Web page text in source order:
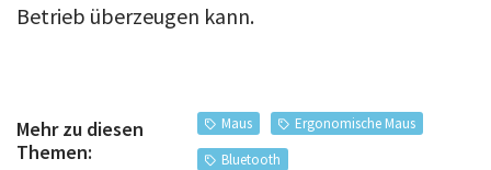
Betrieb überzeugen kann.
Mehr zu diesen
Themen:
Maus
Ergonomische Maus
Bluetooth